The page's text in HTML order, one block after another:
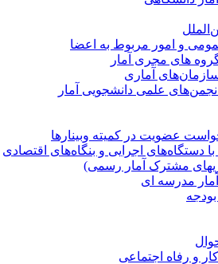
و امور مربوط به اعضا
های مجری آمار
آماری
علمی دانشجویی آمار
عضویت در کمیته وبینارها
دستگاه‌های اجرایی و بنگاه‌های اقتصادی
مشترک آمار رسمی)
مدرسه ای
و رفاه اجتماعی